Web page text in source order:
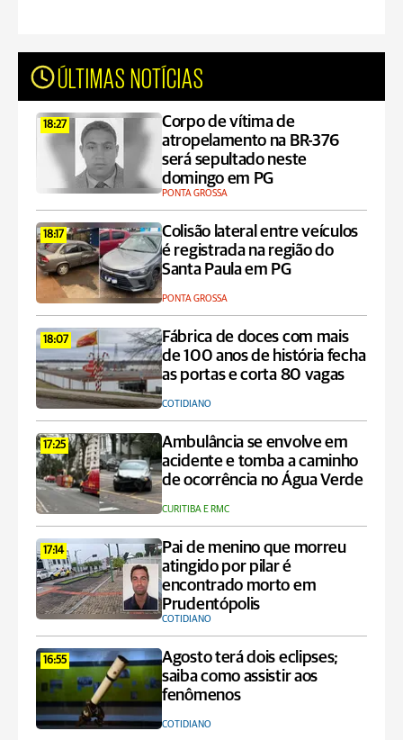
ÚLTIMAS NOTÍCIAS
18:27
Corpo de vítima de
atropelamento na BR-376
será sepultado neste
domingo em PG
PONTA GROSSA
18:17
Colisão lateral entre veículos
é registrada na região do
Santa Paula em PG
PONTA GROSSA
18:07
Fábrica de doces com mais
de 100 anos de história fecha
as portas e corta 80 vagas
COTIDIANO
17:25
Ambulância se envolve em
acidente e tomba a caminho
de ocorrência no Água Verde
CURITIBA E RMC
17:14
Pai de menino que morreu
atingido por pilar é
encontrado morto em
Prudentópolis
COTIDIANO
16:55
Agosto terá dois eclipses;
saiba como assistir aos
fenômenos
COTIDIANO